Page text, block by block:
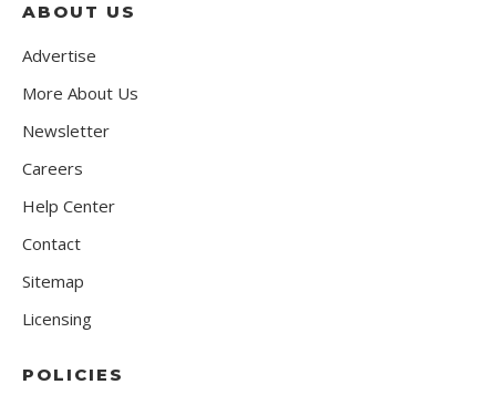
ABOUT US
Advertise
More About Us
Newsletter
Careers
Help Center
Contact
Sitemap
Licensing
POLICIES